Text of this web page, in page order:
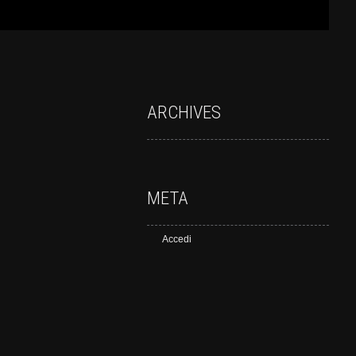
ARCHIVES
META
Accedi